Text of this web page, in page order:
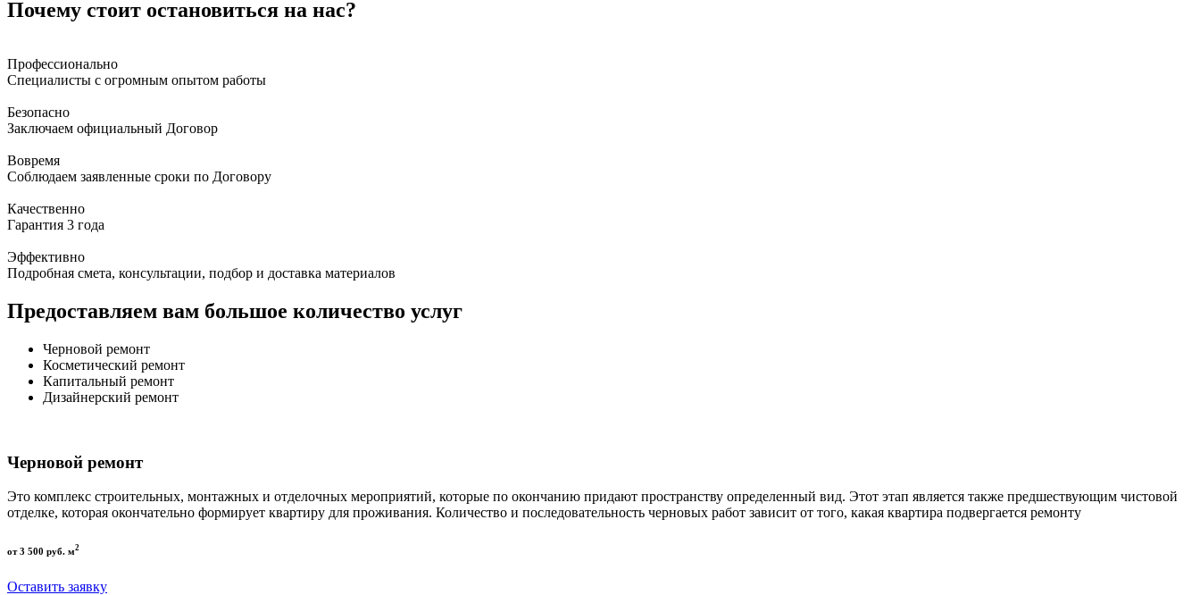
Почему стоит остановиться на нас?
Профессионально
Специалисты с огромным опытом работы
Безопасно
Заключаем официальный Договор
Вовремя
Соблюдаем заявленные сроки по Договору
Качественно
Гарантия 3 года
Эффективно
Подробная смета, консультации, подбор и доставка материалов
Предоставляем вам большое количество услуг
Черновой ремонт
Косметический ремонт
Капитальный ремонт
Дизайнерский ремонт
Черновой ремонт
Это комплекс строительных, монтажных и отделочных мероприятий, которые по окончанию придают пространству определенный вид. Этот этап является также предшествующим чистовой
отделке, которая окончательно формирует квартиру для проживания. Количество и последовательность черновых работ зависит от того, какая квартира подвергается ремонту
от 3 500 руб. м2
Оставить заявку